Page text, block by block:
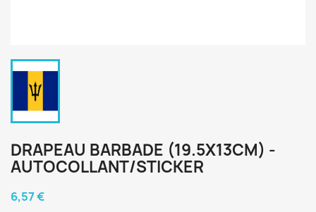
DRAPEAU BARBADE (19.5X13CM) -
AUTOCOLLANT/STICKER
6,57 €